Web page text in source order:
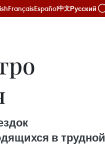
FrançaisEspañol中文Русский
в трудной